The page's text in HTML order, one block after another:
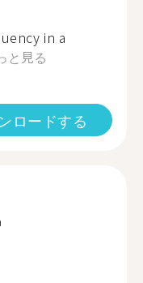
in a
と見る
ロードする